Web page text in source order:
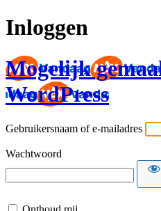
Inloggen
Mogelijk
WordPress
Gebruikersnaam of e-mailadres
Wachtwoord